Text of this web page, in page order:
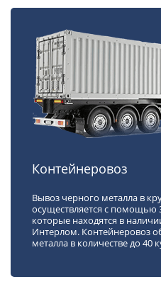
Контейнеровоз
Вывоз черного металла в
осуществляется с помощью
которые находятся в
Интерлом. Контейнеровоз
металла в количестве до 40